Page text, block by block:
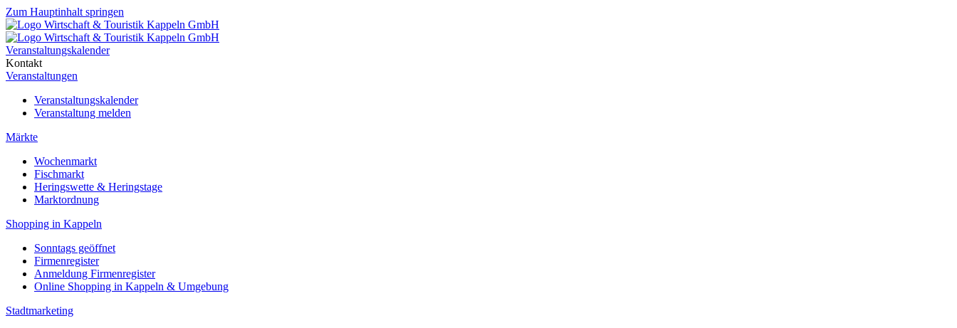
Zum Hauptinhalt springen
Veranstaltungskalender
Kontakt
Veranstaltungen
Veranstaltungskalender
Veranstaltung melden
Märkte
Wochenmarkt
Fischmarkt
Heringswette & Heringstage
Marktordnung
Shopping in Kappeln
Sonntags geöffnet
Firmenregister
Anmeldung Firmenregister
Online Shopping in Kappeln & Umgebung
Stadtmarketing